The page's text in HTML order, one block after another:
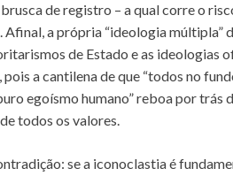
brusca de registro – a qual corre o
Afinal, a própria “ideologia
de Estado e as ideologias
pois a cantilena de que “todos no
egoísmo humano” reboa por
todos os valores.
se a iconoclastia é